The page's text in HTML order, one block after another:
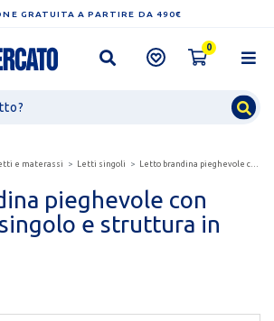
GRATUITA A PARTIRE DA 490€
0
e materassi Letti singoli Letto brandina pieghevole con materasso singolo e struttura...
pieghevole con
e struttura in